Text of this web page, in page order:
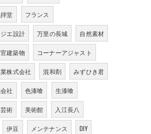
堂 フランス
エ設計 万里の長城 自然素材
建築物 コーナーアジャスト
株式会社 混和剤 みずひき君
社 色漆喰 生漆喰
芸術 美術館 入江長八
伊豆 メンテナンス DIY